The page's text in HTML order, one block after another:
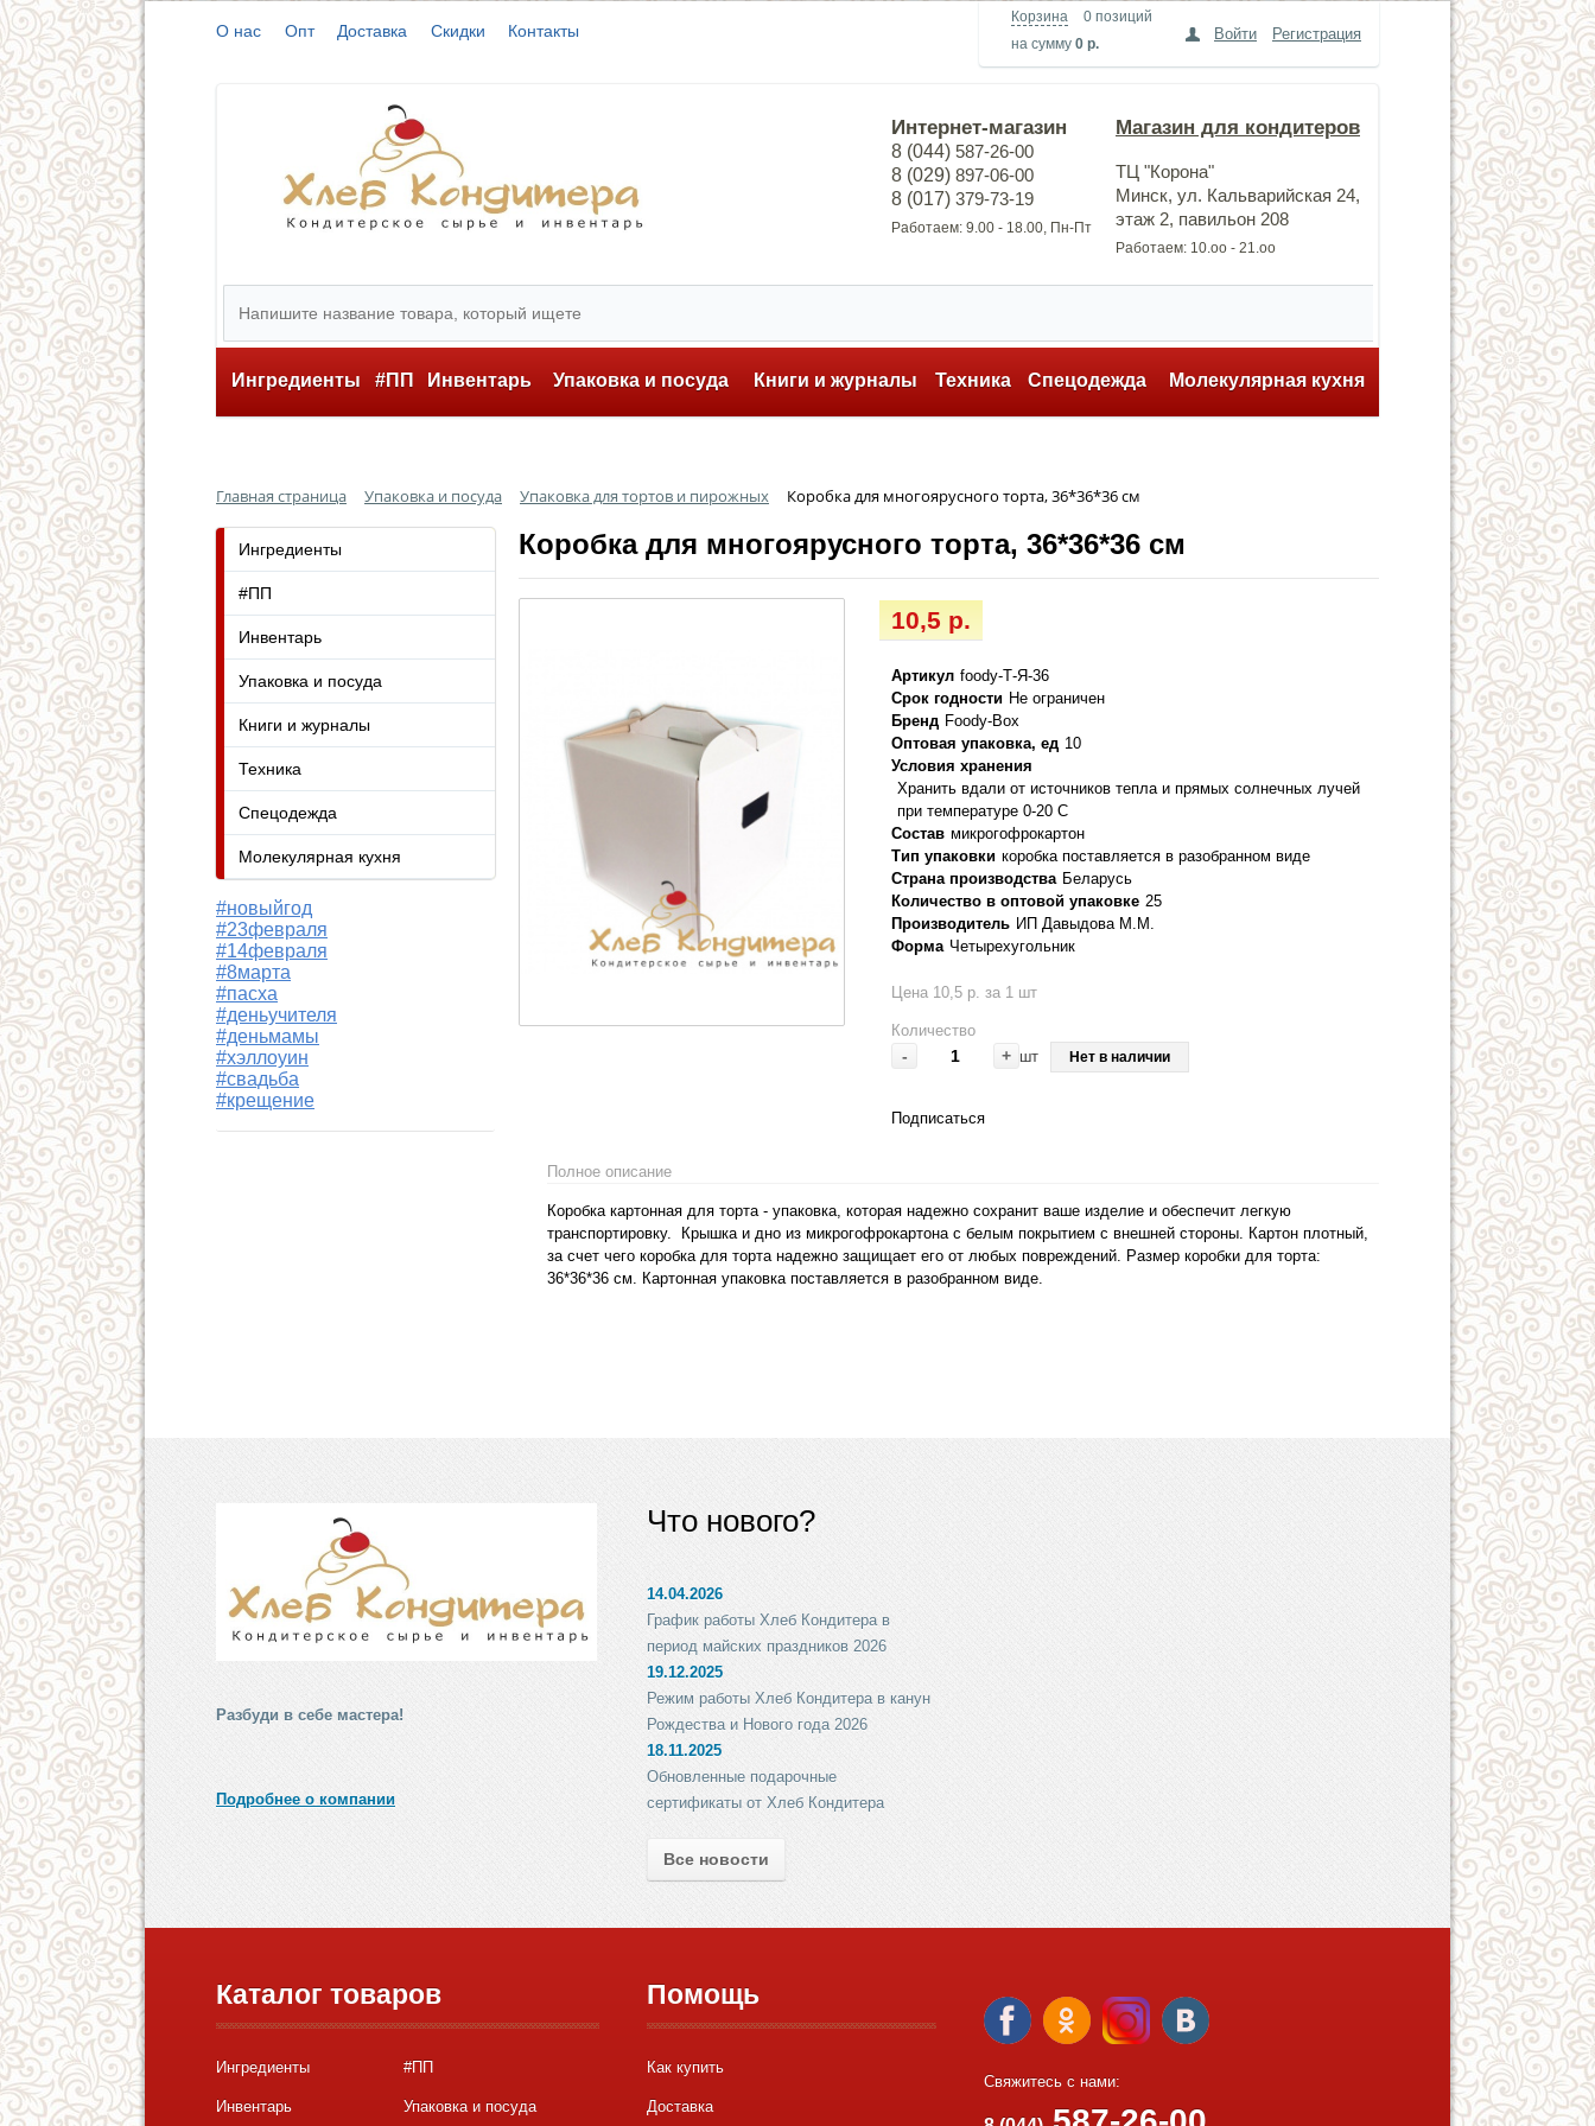
Корзина
0 позиций
на сумму 0 р.
Войти Регистрация
О нас Опт Доставка Скидки Контакты
Интернет-магазин
8 (044) 587-26-00
8 (029) 897-06-00
8 (017) 379-73-19
Работаем: 9.00 - 18.00, Пн-Пт
Магазин для кондитеров
ТЦ "Корона"
Минск, ул. Кальварийская 24,
этаж 2, павильон 208
Работаем: 10.оо - 21.оо
Ингредиенты #ПП Инвентарь Упаковка и посуда Книги и журналы Техника Спецодежда Молекулярная кухня
Главная страница Упаковка и посуда Упаковка для тортов и пирожных Коробка для многоярусного торта, 36*36*36 см
Коробка для многоярусного торта, 36*36*36 см
10,5 р.
Артикул foody-Т-Я-36
Срок годности Не ограничен
Бренд Foody-Box
Оптовая упаковка, ед 10
Условия хранения
Хранить вдали от источников тепла и прямых солнечных лучей
при температуре 0-20 С
Состав микрогофрокартон
Тип упаковки коробка поставляется в разобранном виде
Страна производства Беларусь
Количество в оптовой упаковке 25
Производитель ИП Давыдова М.М.
Форма Четырехугольник
Цена 10,5 р. за 1 шт
Количество
- + шт Нет в наличии
Подписаться
Полное описание
Коробка картонная для торта - упаковка, которая надежно сохранит ваше изделие и обеспечит легкую
транспортировку. Крышка и дно из микрогофрокартона с белым покрытием с внешней стороны. Картон плотный,
за счет чего коробка для торта надежно защищает его от любых повреждений. Размер коробки для торта:
36*36*36 см. Картонная упаковка поставляется в разобранном виде.
Ингредиенты
#ПП
Инвентарь
Упаковка и посуда
Книги и журналы
Техника
Спецодежда
Молекулярная кухня
#новыйгод
#23февраля
#14февраля
#8марта
#пасха
#деньучителя
#деньмамы
#хэллоуин
#свадьба
#крещение
Разбуди в себе мастера!
Подробнее о компании
Что нового?
14.04.2026
График работы Хлеб Кондитера в
период майских праздников 2026
19.12.2025
Режим работы Хлеб Кондитера в канун
Рождества и Нового года 2026
18.11.2025
Обновленные подарочные
сертификаты от Хлеб Кондитера
Все новости
Каталог товаров
Ингредиенты #ПП
Инвентарь Упаковка и посуда
Помощь
Как купить
Доставка
Свяжитесь с нами: